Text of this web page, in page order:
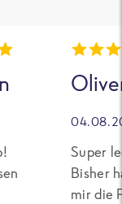
Super
Bisher
mir die